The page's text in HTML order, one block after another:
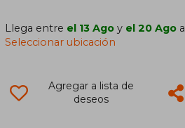
Llega entre el 13 Ago y el 20 Ago a
Seleccionar ubicación
Agregar a lista de
deseos